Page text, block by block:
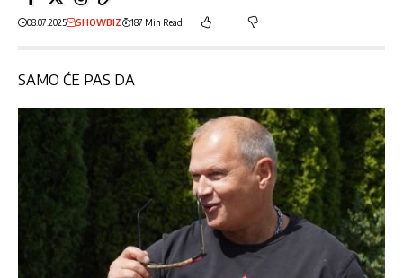
08.07.2025 SHOWBIZ 187 Min Read
SAMO ĆE PAS DA